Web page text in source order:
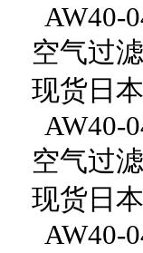
AW40-
空气过
现货日
AW40-
空气过
现货日
AW40-